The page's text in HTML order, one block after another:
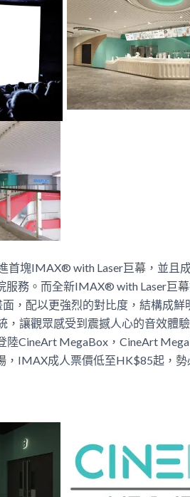
首塊IMAX® with Laser巨幕，並且
服務。而全新IMAX® with Laser巨
，配以更強烈的對比度，結構成鮮
，讓觀眾感受到震撼人心的音效體驗
陸CineArt MegaBox，CineArt
，IMAX成人票價低至HK$85起，